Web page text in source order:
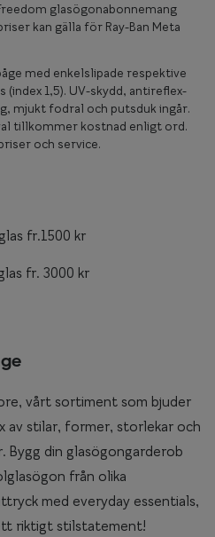
glasögonabonnemang
kan gälla för Ray-Ban Meta
med enkelslipade respektive
(index 1,5). UV-skydd, antireflex-
mjukt fodral och putsduk ingår.
tillkommer kostnad enligt ord.
och service.
fr.1500 kr
fr. 3000 kr
vårt sortiment som bjuder
av stilar, former, storlekar och
Bygg din glasögongarderob
från olika
med everyday essentials,
riktigt stilstatement!